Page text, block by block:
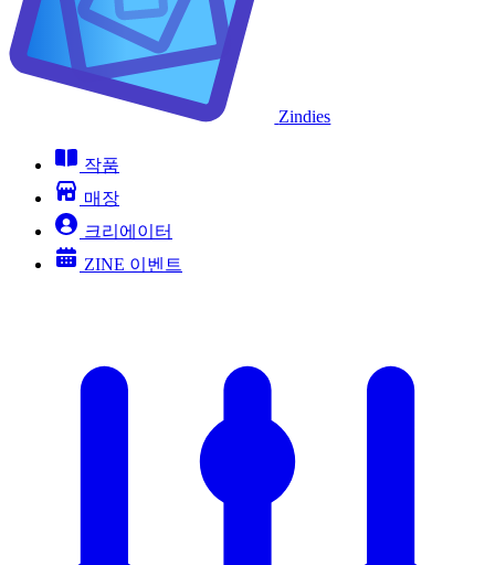
Zindies
작품
매장
크리에이터
ZINE 이벤트